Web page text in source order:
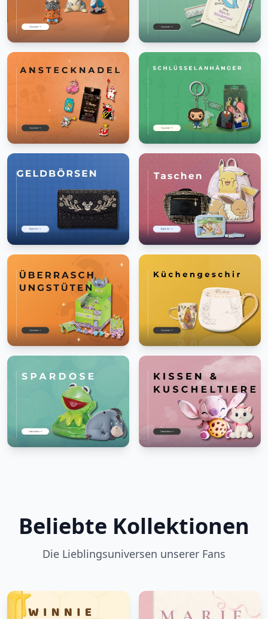
Beliebte Kollektionen
Die Lieblingsuniversen unserer Fans